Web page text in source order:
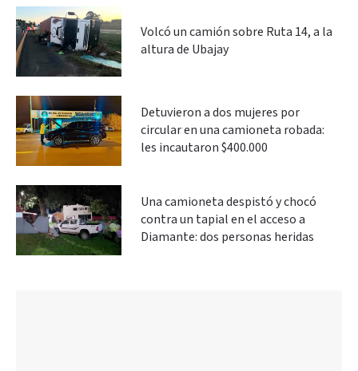
Volcó un camión sobre Ruta 14, a la
altura de Ubajay
Detuvieron a dos mujeres por
circular en una camioneta robada:
les incautaron $400.000
Una camioneta despistó y chocó
contra un tapial en el acceso a
Diamante: dos personas heridas